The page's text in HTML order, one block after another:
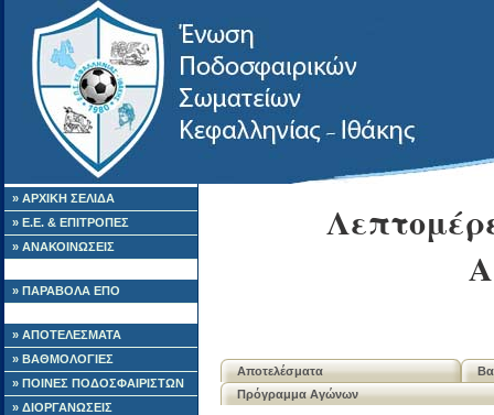
» ΑΡΧΙΚΗ ΣΕΛΙΔΑ
» Ε.Ε. & ΕΠΙΤΡΟΠΕΣ
» ΑΝΑΚΟΙΝΩΣΕΙΣ
» ΠΑΡΑΒΟΛΑ ΕΠΟ
» ΑΠΟΤΕΛΕΣΜΑΤΑ
» ΒΑΘΜΟΛΟΓΙΕΣ
» ΠΟΙΝΕΣ ΠΟΔΟΣΦΑΙΡΙΣΤΩΝ
» ΔΙΟΡΓΑΝΩΣΕΙΣ
Αποτελέσματα
Πρόγραμμα Αγώνων